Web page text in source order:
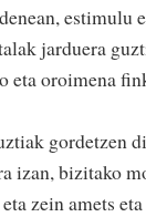
jarduera
eta oroimena
gordetzen
izan, bizitako
zein amets